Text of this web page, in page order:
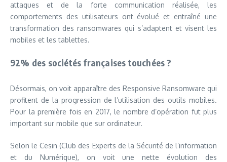
attaques et de la forte communication réalisée, les
comportements des utilisateurs ont évolué et entraîné une
transformation des ransomwares qui s’adaptent et visent les
mobiles et les tablettes.
92% des sociétés françaises touchées ?
Désormais, on voit apparaître des Responsive Ransomware qui
profitent de la progression de l’utilisation des outils mobiles.
Pour la première fois en 2017, le nombre d’opération fut plus
important sur mobile que sur ordinateur.
Selon le Cesin (Club des Experts de la Sécurité de l’information
et du Numérique), on voit une nette évolution des